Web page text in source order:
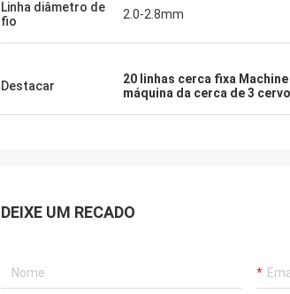
Linha diâmetro de
fio
2.0-2.8mm
Destacar 20 linhas cerca fixa
máquina da cerca de 3
DEIXE UM RECADO